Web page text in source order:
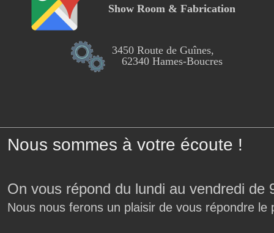
Show Room & Fabrication
3450 Route de Guînes,
62340 Hames-Boucres
Nous sommes à votre écoute !
On vous répond du lundi au vendredi
Nous nous ferons un plaisir de vous répondre le